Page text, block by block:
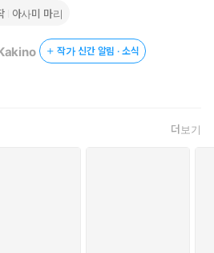
아사미 마리
작가 신간 알림 · 소식
더보기